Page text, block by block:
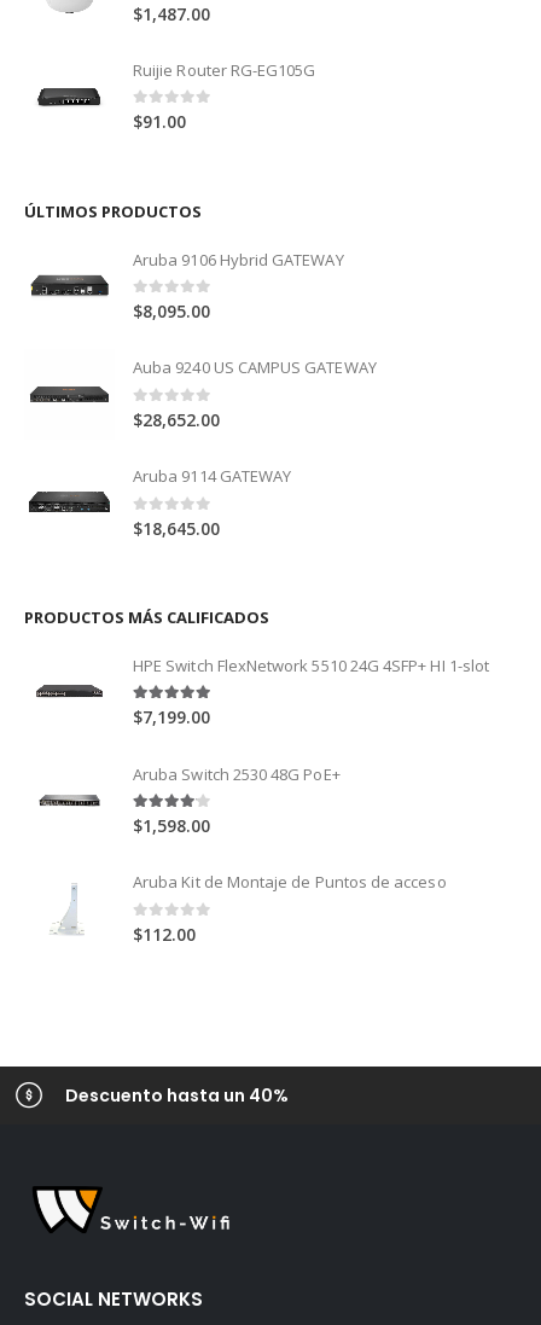
0 out of 5
$1,487.00
Ruijie Router RG-EG105G
0out of 5
$91.00
ÚLTIMOS PRODUCTOS
Aruba 9106 Hybrid GATEWAY
0out of 5
$8,095.00
Auba 9240 US CAMPUS GATEWAY
0out of 5
$28,652.00
Aruba 9114 GATEWAY
0 out of 5
$18,645.00
PRODUCTOS MÁS CALIFICADOS
HPE Switch FlexNetwork 5510 24G 4SFP+ HI 1-slot
5.00out of 5
$7,199.00
Aruba Switch 2530 48G PoE+
4.00out of 5
$1,598.00
Aruba Kit de Montaje de Puntos de acceso
0out of 5
$112.00
Descuento hasta un 40%
SOCIAL NETWORKS